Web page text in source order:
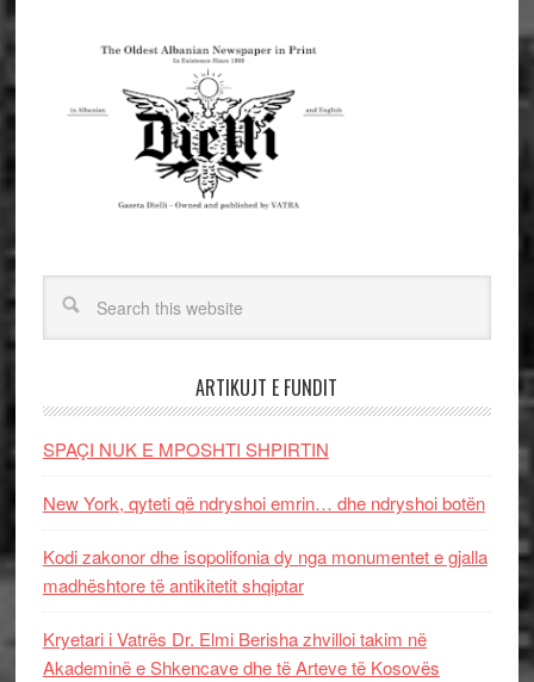
ARTIKUJT E FUNDIT
SPAÇI NUK E MPOSHTI SHPIRTIN
New York, qyteti që ndryshoi emrin… dhe ndryshoi botën
Kodi zakonor dhe isopolifonia dy nga monumentet e gjalla
madhështore të antikitetit shqiptar
Kryetari i Vatrës Dr. Elmi Berisha zhvilloi takim në
Akademinë e Shkencave dhe të Arteve të Kosovës